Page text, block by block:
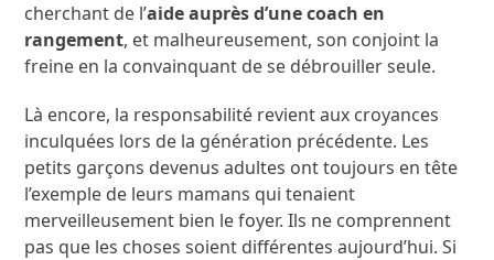
cherchant de l’aide auprès d’une coach en
rangement, et malheureusement, son conjoint la
freine en la convainquant de se débrouiller seule.
Là encore, la responsabilité revient aux croyances
inculquées lors de la génération précédente. Les
petits garçons devenus adultes ont toujours en tête
l’exemple de leurs mamans qui tenaient
merveilleusement bien le foyer. Ils ne comprennent
pas que les choses soient différentes aujourd’hui. Si